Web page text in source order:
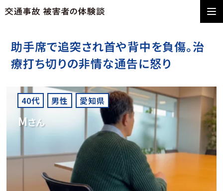
助手席で追突され首や背中を負傷。治
療打ち切りの非情な通告に怒り
40代 男性 愛知県
Mさん